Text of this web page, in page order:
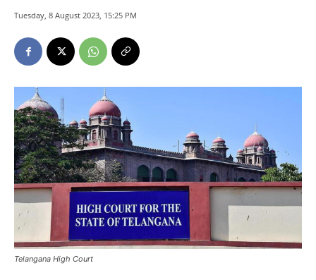
Tuesday, 8 August 2023, 15:25 PM
Telangana High Court